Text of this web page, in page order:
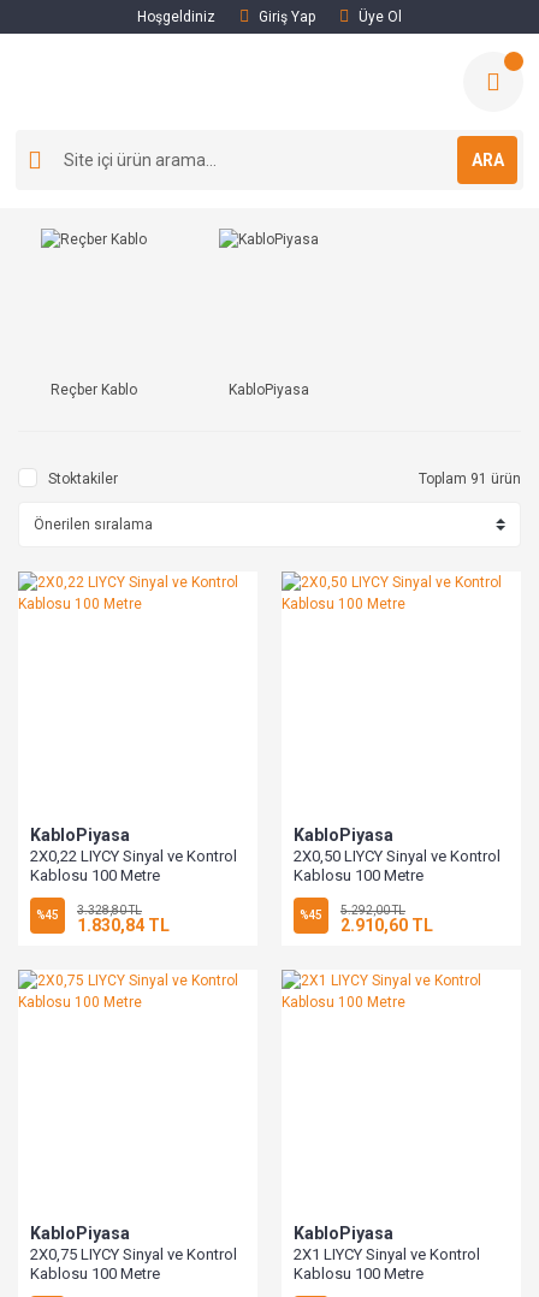
Hoşgeldiniz Giriş Yap Üye Ol
ARA
Reçber Kablo KabloPiyasa
Stoktakiler Toplam 91 ürün
KabloPiyasa
2X0,22 LIYCY Sinyal ve Kontrol
Kablosu 100 Metre
%45 3.328,80 TL
1.830,84 TL
KabloPiyasa
2X0,50 LIYCY Sinyal ve Kontrol
Kablosu 100 Metre
%45 5.292,00 TL
2.910,60 TL
KabloPiyasa
2X0,75 LIYCY Sinyal ve Kontrol
Kablosu 100 Metre
KabloPiyasa
2X1 LIYCY Sinyal ve Kontrol
Kablosu 100 Metre